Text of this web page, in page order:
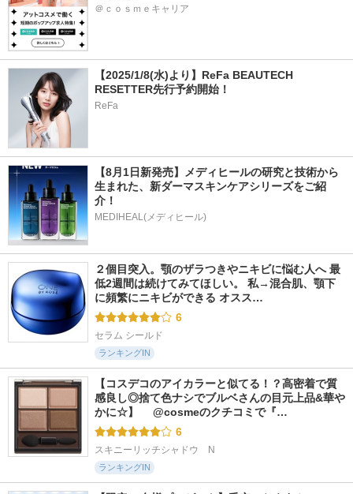
＠ｃｏｓｍｅキャリア
【2025/1/8(水)より】ReFa BEAUTECH
RESETTER先行予約開始！
ReFa
【8月1日新発売】メディヒールの研究と技術から
生まれた、新ダーマスキンケアシリーズをご紹
介！
MEDIHEAL(メディヒール)
２個目突入。顎のザラつきやニキビに悩む人へ 最
低2週間は続けてみてほしい。 私→混合肌、顎下
に頻繁にニキビができる オスス…
6
セラム シールド
ランキングIN
【コスデコのアイカラーと似てる！？高密着で質
感良し◎捨て色ナシでブルベさんの目元上品&華や
かに☆】 　@cosmeのクチコミで『…
6
スキニーリッチシャドウ　N
ランキングIN